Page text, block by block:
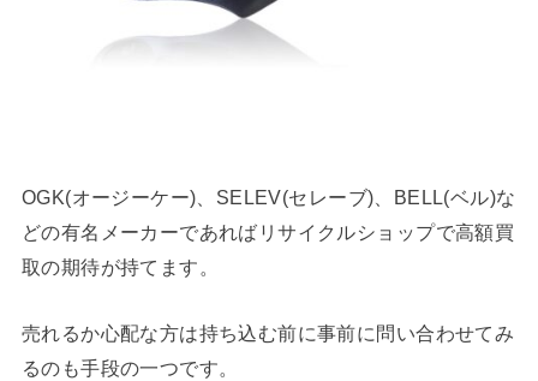
OGK(オージーケー)、SELEV(セレーブ)、BELL(ベル)な
どの有名メーカーであればリサイクルショップで高額買
取の期待が持てます。
売れるか心配な方は持ち込む前に事前に問い合わせてみ
るのも手段の一つです。